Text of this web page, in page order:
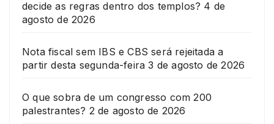
decide as regras dentro dos templos? 4 de
agosto de 2026
Nota fiscal sem IBS e CBS será rejeitada a
partir desta segunda-feira 3 de agosto de 2026
O que sobra de um congresso com 200
palestrantes? 2 de agosto de 2026